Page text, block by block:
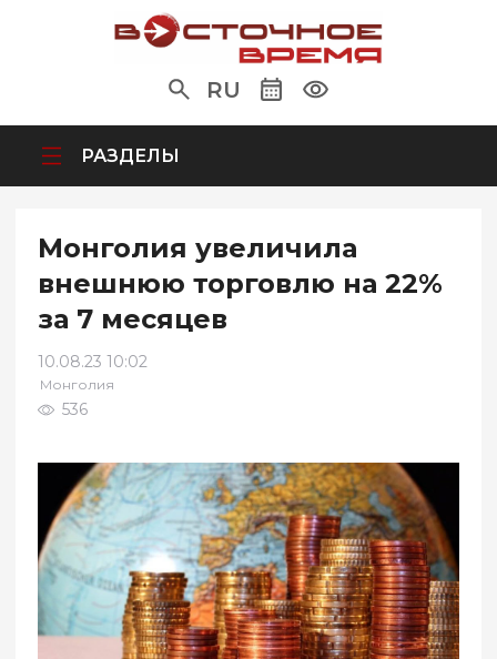
RU
РАЗДЕЛЫ
Монголия увеличила
внешнюю торговлю на 22%
за 7 месяцев
10.08.23 10:02
Монголия
536